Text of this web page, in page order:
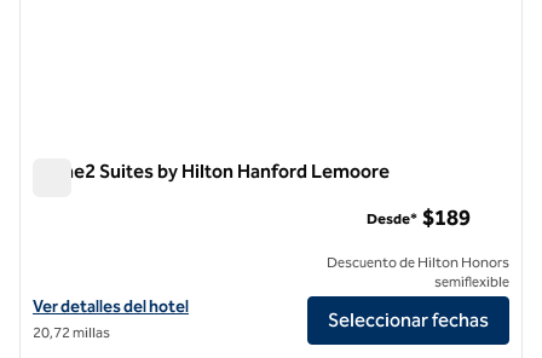
Home2 Suites by Hilton Hanford Lemoore
Ver detalles del hotel para Home2 Suites by Hilton Hanford Lemoore
Ver detalles del hotel
20,72 millas
Desde* $189
Descuento de Hilton Honors
semiflexible
Seleccionar fechas